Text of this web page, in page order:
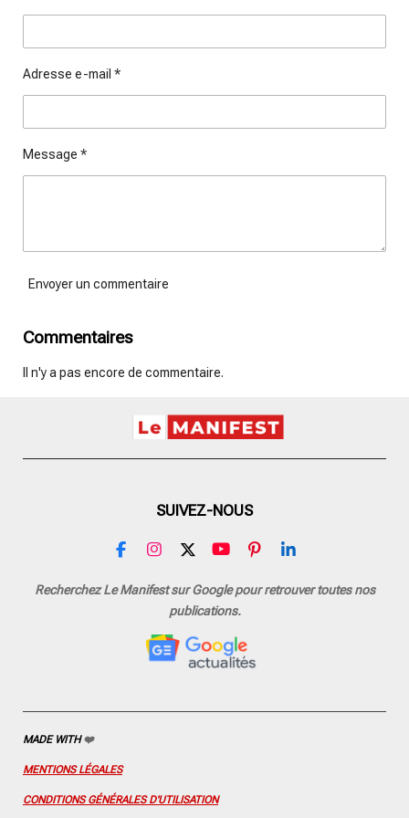
Adresse e-mail *
Message *
Envoyer un commentaire
Commentaires
Il n'y a pas encore de commentaire.
SUIVEZ-NOUS
F
c
I
s
r
a
X
Y
u
T
u
e
P
n
s
t
L
n
Recherchez Le Manifest sur Google pour retrouver toutes nos
publications.
MADE WITH❤️
MENTIONS LÉGALES
CONDITIONS GÉNÉRALES D'UTILISATION